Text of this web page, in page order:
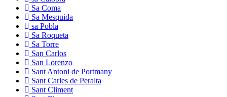
Sa Coma
Sa Mesquida
sa Pobla
Sa Roqueta
Sa Torre
San Carlos
San Lorenzo
Sant Antoni de Portmany
Sant Carles de Peralta
Sant Climent